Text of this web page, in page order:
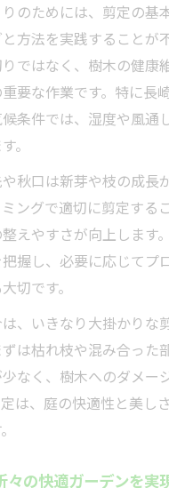
のためには、剪定の基
方法を実践することが
ではなく、樹木の健康
要な作業です。特に長
条件では、湿度や風通
。
秋口は新芽や枝の成長
ングで適切に剪定する
えやすさが向上します
握し、必要に応じてプ
切です。
、いきなり大掛かりな
は枯れ枝や混み合った
なく、樹木へのダメー
は、庭の快適性と美し
々の快適ガーデンを実